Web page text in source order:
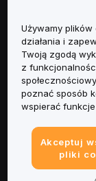
Informacje
Usługi
Obsługa
Używamy
działania i
Twoją zgodą
z
poznać sposób
wspierać
Akceptuj
pliki